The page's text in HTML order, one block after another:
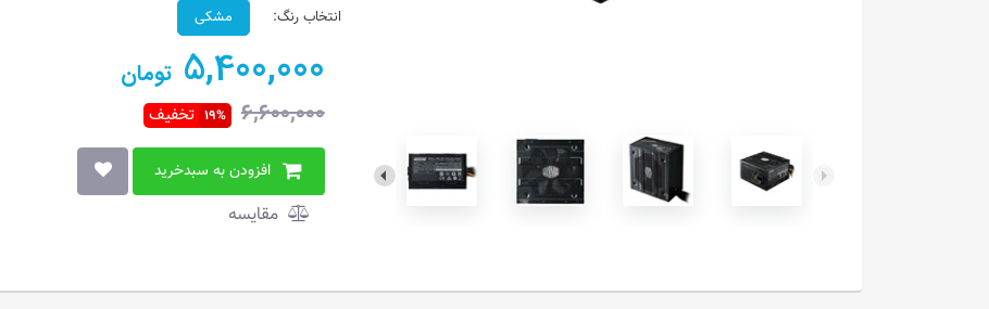
انتخاب رنگ: مشکی
5,400,000 تومان
6,600,000
19% تخفیف
افزودن به سبدخرید
مقایسه